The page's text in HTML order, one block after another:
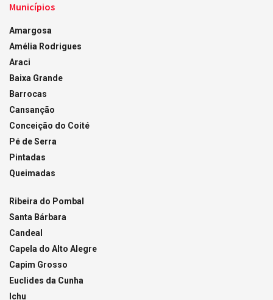
Municípios
Amargosa
Amélia Rodrigues
Araci
Baixa Grande
Barrocas
Cansanção
Conceição do Coité
Pé de Serra
Pintadas
Queimadas
Ribeira do Pombal
Santa Bárbara
Candeal
Capela do Alto Alegre
Capim Grosso
Euclides da Cunha
Ichu